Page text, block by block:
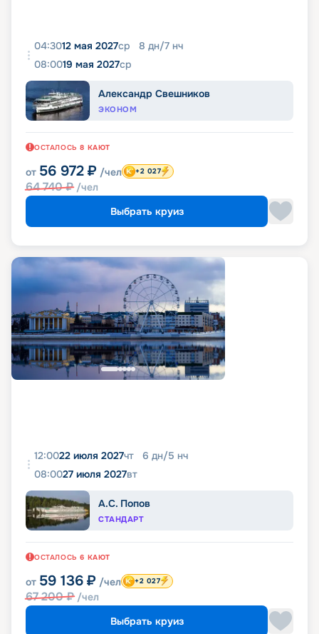
04:3012 мая 2027ср 8 дн/7 нч
08:0019 мая 2027ср
Александр Свешников
ЭКОНОМ
ОСТАЛОСЬ 8 КАЮТ
от 56 972 ₽ /чел
64 740₽ /чел
+2 027
Выбрать круиз
12:0022 июля 2027чт 6 дн/5 нч
08:0027 июля 2027вт
А.С. Попов
СТАНДАРТ
ОСТАЛОСЬ 6 КАЮТ
от 59 136 ₽ /чел
67 200₽ /чел
+2 027
Выбрать круиз